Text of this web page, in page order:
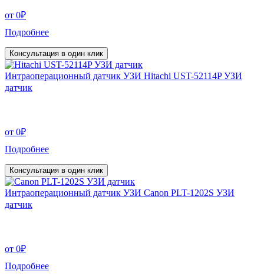
от 0₽
Подробнее
Консультация в один клик
Интраоперационный датчик УЗИ Hitachi UST-52114P УЗИ
датчик
от 0₽
Подробнее
Консультация в один клик
Интраоперационный датчик УЗИ Canon PLT-1202S УЗИ
датчик
от 0₽
Подробнее